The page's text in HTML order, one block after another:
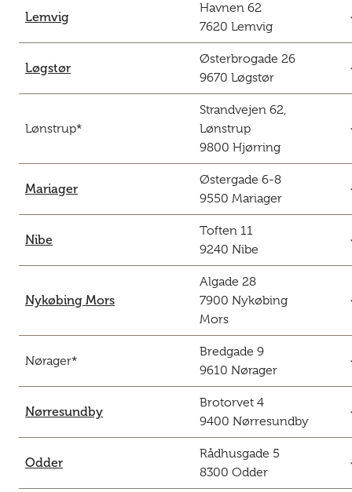
Lemvig
Havnen 62
7620 Lemvig
Løgstør
Østerbrogade 26
9670 Løgstør
Lønstrup*
Strandvejen 62,
Lønstrup
9800 Hjørring
Mariager
Østergade 6-8
9550 Mariager
Nibe
Toften 11
9240 Nibe
Nykøbing Mors
Algade 28
7900 Nykøbing
Mors
Nørager*
Bredgade 9
9610 Nørager
Nørresundby
Brotorvet 4
9400 Nørresundby
Odder
Rådhusgade 5
8300 Odder